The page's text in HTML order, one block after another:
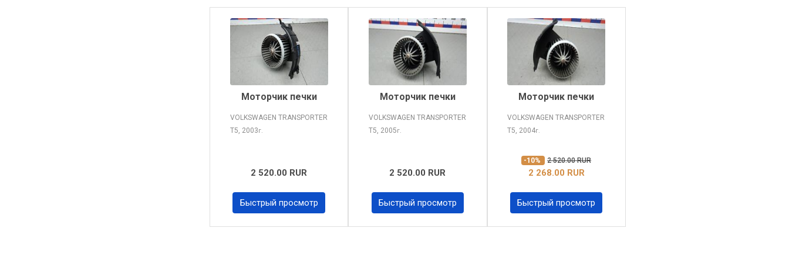
Моторчик печки
VOLKSWAGEN TRANSPORTER
T5, 2003г.
2 520.00 RUR
Быстрый просмотр
Моторчик печки
VOLKSWAGEN TRANSPORTER
T5, 2005г.
2 520.00 RUR
Быстрый просмотр
Моторчик печки
VOLKSWAGEN TRANSPORTER
T5, 2004г.
-10% 2 520.00 RUR
2 268.00 RUR
Быстрый просмотр